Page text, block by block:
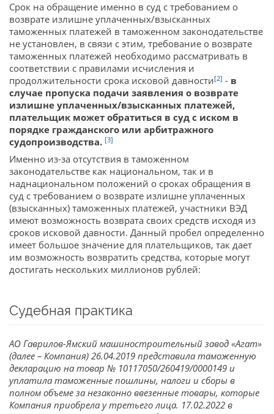
Срок на обращение именно в суд с требованием о
возврате излишне уплаченных/взысканных
таможенных платежей в таможенном законодательстве
не установлен, в связи с этим, требование о возврате
таможенных платежей необходимо рассматривать в
соответствии с правилами исчисления и
продолжительности срока исковой давности[2] - в
случае пропуска подачи заявления о возврате
излишне уплаченных/взысканных платежей,
плательщик может обратиться в суд с иском в
порядке гражданского или арбитражного
судопроизводства. [3]
Именно из-за отсутствия в таможенном
законодательстве как национальном, так и в
наднациональном положений о сроках обращения в
суд с требованием о возврате излишне уплаченных
(взысканных) таможенных платежей, участники ВЭД
имеют возможность возврата своих средств исходя из
сроков исковой давности. Данный пробел определенно
имеет большое значение для плательщиков, так дает
им возможность возвратить средства, которые могут
достигать нескольких миллионов рублей:
Судебная практика
АО Гаврилов-Ямский машиностроительный завод «Агат»
(далее – Компания) 26.04.2019 представила таможенную
декларацию на товар № 10117050/260419/0000149 и
уплатила таможенные пошлины, налоги и сборы в
полном объеме за незаконно ввезенные товары, которые
Компания приобрела у третьего лица. 17.02.2022 в